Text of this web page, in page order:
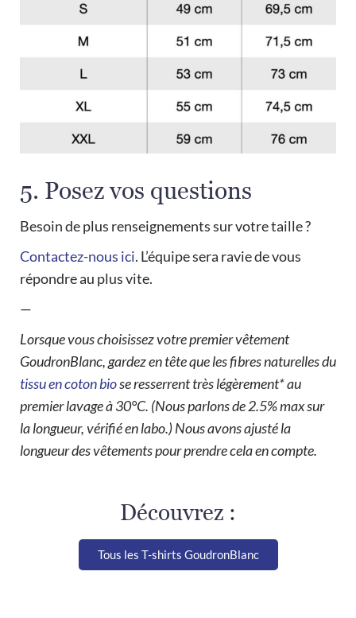
5. Posez vos questions
Besoin de plus renseignements sur votre taille ?
Contactez-nous ici. L’équipe sera ravie de vous
répondre au plus vite.
—
Lorsque vous choisissez votre premier vêtement
GoudronBlanc, gardez en tête que les fibres naturelles du
tissu en coton biose resserrent très légèrement* au
premier lavage à 30°C. (Nous parlons de 2.5% max sur
la longueur, vérifié en labo.) Nous avons ajusté la
longueur des vêtements pour prendre cela en compte.
Découvrez :
Tous les T-shirts GoudronBlanc